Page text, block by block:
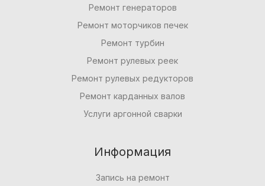
Ремонт генераторов
Ремонт моторчиков печек
Ремонт турбин
Ремонт рулевых реек
Ремонт рулевых редукторов
Ремонт карданных валов
Услуги аргонной сварки
Информация
Запись на ремонт